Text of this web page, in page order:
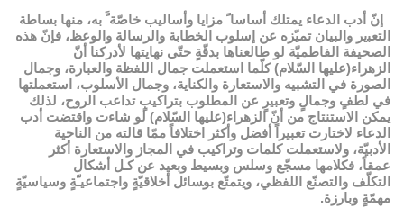
إنّ ﺃﺩﺏ الدعاء يمتلك ﺃﺳﺎﺳﺎﹰ مزايا وأساليب ﺧﺎﺻّﺔﹰَ به، منها بساطة
ﺍﻟﺘﻌﺒير ﻭﺍﻟﺒﻴﺎﻥ تميّزه ﻋﻦ إسلوب الخطابة والرسالة والوعظ، ﻓﺈﻥّ هذه
ﺍﻟﺼﺤﻴﻔﺔ الفاطميّة لو طالعناها بدقّةٍ حتّى نهايتها ﻷﺩﺭﻛﻨﺎ ﺃﻥّ
الزهراء(عليها السّلام) ﻛﻠّﻤﺎ استعملت جمال اللفظة والعبارة، وجمال
الصورة في ﺍﻟﺘﺸﺒﻴﻪ والاستعارة ﻭﺍﻟﻜﻨﺎﻳﺔ، وجمال الأسلوب، استعملتها
في لطفٍ وجمالٍ وتعبيرٍ عن المطلوب بتراكيبٍ تداعب الروح، لذلك
يمكن الاستنتاج من أنّ الزهراء(عليها السّلام) لو شاءت واقتضت أدب
الدعاء لاختارت تعبيراً أفضل وأكثر اختلافاً ممّا قالته من الناحية
الأدبيّة، ولاستعملت كلمات وتراكيب في المجاز والاستعارة أكثر
عمقاً، فكلامها ﻣﺴﺠّﻊ وسلس وبسيط وبعيد ﻋﻦ ﻛـﻞ أشكال
التكلّف ﻭﺍﻟﺘﺼﻨّﻊ اللفظي، ﻭﻳﺘﻤﺘّﻊ بوﺴﺎﺋﻞ أﺧﻼﻗﻴّﺔٍ ﻭﺍﺟﺘﻤﺎﻋﻴـّﺔٍ ﻭﺳﻴﺎﺳﻴّﺔٍ
ﻣﻬﻤّﺔٍ ﻭﺑﺎﺭﺯﺓ.